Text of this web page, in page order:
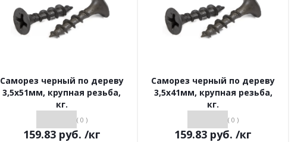
Саморез черный по дереву
3,5х51мм, крупная резьба,
кг.
( 0 )
159.83руб. /кг
Саморез черный по дереву
3,5х41мм, крупная резьба,
кг.
( 0 )
159.83 руб. /кг